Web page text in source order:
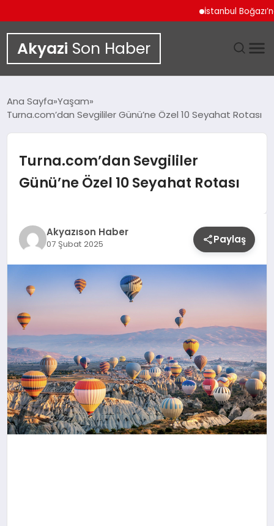
İstanbul Boğazı’ndan
Akyazi Son Haber
DÜNYA
EKONOMI
TEKNOLOJI
Ana Sayfa Yaşam
Turna.com’dan Sevgililer Günü’ne Özel 10 Seyahat Rotası
Turna.com’dan Sevgililer
Günü’ne Özel 10 Seyahat Rotası
Akyazıson Haber
07 Şubat 2025 Paylaş